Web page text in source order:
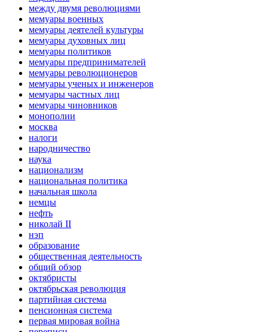
между двумя революциями
мемуары военных
мемуары деятелей культуры
мемуары духовных лиц
мемуары политиков
мемуары предпринимателей
мемуары революционеров
мемуары ученых и инженеров
мемуары частных лиц
мемуары чиновников
монополии
москва
налоги
народничество
наука
национализм
национальная политика
начальная школа
немцы
нефть
николай II
нэп
образование
общественная деятельность
общий обзор
октябристы
октябрьская революция
партийная система
пенсионная система
первая мировая война